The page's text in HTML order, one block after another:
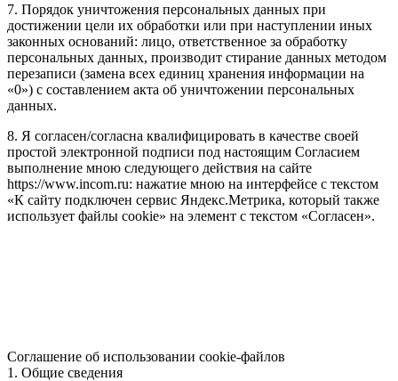
7. Порядок уничтожения персональных данных при
достижении цели их обработки или при наступлении иных
законных оснований: лицо, ответственное за обработку
персональных данных, производит стирание данных методом
перезаписи (замена всех единиц хранения информации на
«0») с составлением акта об уничтожении персональных
данных.
8. Я согласен/согласна квалифицировать в качестве своей
простой электронной подписи под настоящим Согласием
выполнение мною следующего действия на сайте
https://www.incom.ru: нажатие мною на интерфейсе с текстом
«К сайту подключен сервис Яндекс.Метрика, который также
использует файлы cookie» на элемент с текстом «Согласен».
Соглашение об использовании cookie-файлов
1. Общие сведения